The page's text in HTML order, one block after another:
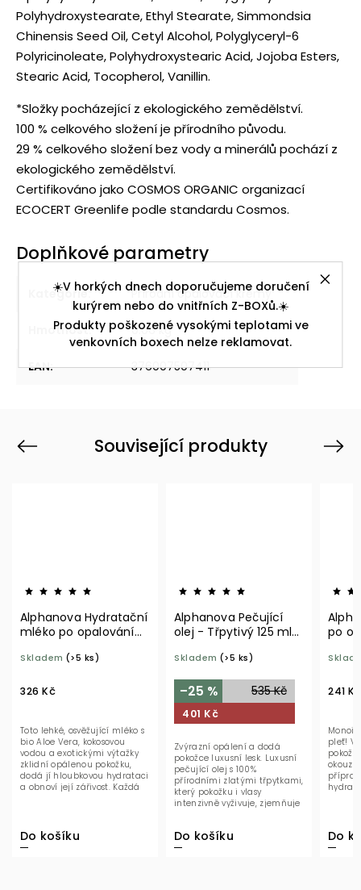
☀️V horkých dnech doporučujeme doručení
kurýrem nebo do vnitřních Z-BOXů.☀️
Produkty poškozené vysokými teplotami ve
venkovních boxech nelze reklamovat.
Polyhydroxystearate, Ethyl Stearate, Simmondsia
Chinensis Seed Oil, Cetyl Alcohol, Polyglyceryl-6
Polyricinoleate, Polyhydroxystearic Acid, Jojoba Esters,
Stearic Acid, Tocopherol, Vanillin.
*Složky pocházející z ekologického zemědělství.
100 % celkového složení je přírodního původu.
29 % celkového složení bez vody a minerálů pochází z
ekologického zemědělství.
Certifikováno jako COSMOS ORGANIC organizací
ECOCERT Greenlife podle standardu Cosmos.
Doplňkové parametry
Kategorie: Přírodní opalovací krémy
Hmotnost: 0.06 kg
EAN: 376007507411
Související produkty
Previous
Alphanova Hydratační
mléko po opalování
Skladem (>5 ks)
326 Kč
Do košíku
Toto lehké, osvěžující mléko s
bio Aloe Vera, kokosovou
vodou a exotickými výtažky
zklidní opálenou pokožku,
dodá jí hloubkovou hydrataci
a obnoví její zářivost. Každá
Alphanova Pečující
olej - Třpytivý 125 ml
Skladem (>5 ks)
535 Kč
–25 %
401 Kč
Do košíku
Zvýrazní opálení a dodá
pokožce luxusní lesk. Luxusní
pečující olej s 100%
přírodními zlatými třpytkami,
který pokožku i vlasy
intenzivně vyživuje, zjemňuje
po
241 Kč
Do
Monoi
pleť!
Next